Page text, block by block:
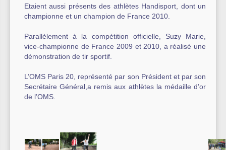
Etaient aussi présents des athlètes Handisport, dont un
championne et un champion de France 2010.
Parallèlement à la compétition officielle, Suzy Marie,
vice-championne de France 2009 et 2010, a réalisé une
démonstration de tir sportif.
L’OMS Paris 20, représenté par son Président et par son
Secrétaire Général,a remis aux athlètes la médaille d’or
de l’OMS.